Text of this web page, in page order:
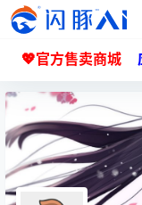
💖官方售卖商城